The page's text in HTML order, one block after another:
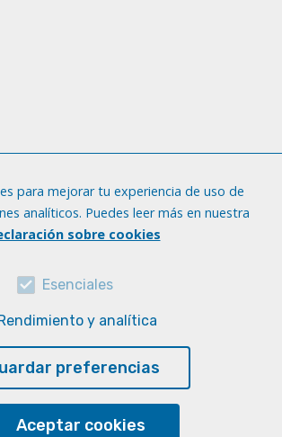
para mejorar tu experiencia de uso de
analíticos. Puedes leer más en nuestra
sobre cookies
Esenciales
y analítica
preferencias
Aceptar cookies